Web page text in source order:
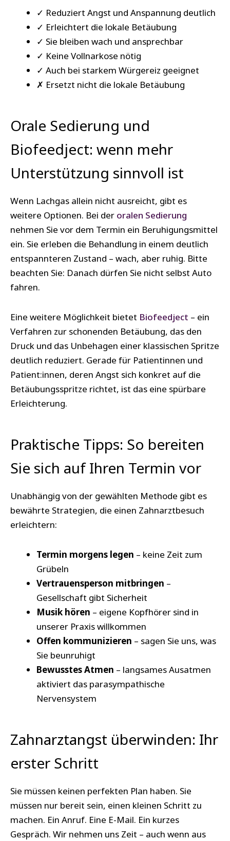
✓ Reduziert Angst und Anspannung deutlich
✓ Erleichtert die lokale Betäubung
✓ Sie bleiben wach und ansprechbar
✓ Keine Vollnarkose nötig
✓ Auch bei starkem Würgereiz geeignet
✗ Ersetzt nicht die lokale Betäubung
Orale Sedierung und
Biofeedject: wenn mehr
Unterstützung sinnvoll ist
Wenn Lachgas allein nicht ausreicht, gibt es
weitere Optionen. Bei der oralen Sedierung
nehmen Sie vor dem Termin ein Beruhigungsmittel
ein. Sie erleben die Behandlung in einem deutlich
entspannteren Zustand – wach, aber ruhig. Bitte
beachten Sie: Danach dürfen Sie nicht selbst Auto
fahren.
Eine weitere Möglichkeit bietet Biofeedject – ein
Verfahren zur schonenden Betäubung, das den
Druck und das Unbehagen einer klassischen Spritze
deutlich reduziert. Gerade für Patientinnen und
Patient:innen, deren Angst sich konkret auf die
Betäubungsspritze richtet, ist das eine spürbare
Erleichterung.
Praktische Tipps: So bereiten
Sie sich auf Ihren Termin vor
Unabhängig von der gewählten Methode gibt es
bewährte Strategien, die einen Zahnarztbesuch
erleichtern:
Termin morgens legen – keine Zeit zum
Grübeln
Vertrauensperson mitbringen –
Gesellschaft gibt Sicherheit
Musik hören – eigene Kopfhörer sind in
unserer Praxis willkommen
Offen kommunizieren – sagen Sie uns, was
Sie beunruhigt
Bewusstes Atmen – langsames Ausatmen
aktiviert das parasympathische
Nervensystem
Zahnarztangst überwinden: Ihr
erster Schritt
Sie müssen keinen perfekten Plan haben. Sie
müssen nur bereit sein, einen kleinen Schritt zu
machen. Ein Anruf. Eine E-Mail. Ein kurzes
Gespräch. Wir nehmen uns Zeit – auch wenn aus